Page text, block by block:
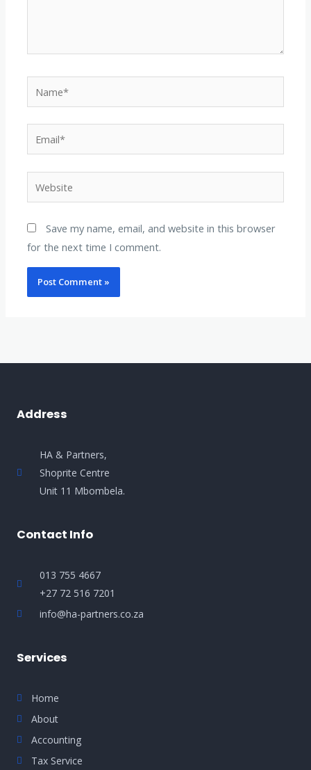
Save my name, email, and website in this browser
for the next time I comment.
Address
HA & Partners,
Shoprite Centre
Unit 11 Mbombela.
Contact Info
013 755 4667
+27 72 516 7201
info@ha-partners.co.za
Services
Home
About
Accounting
Tax Service